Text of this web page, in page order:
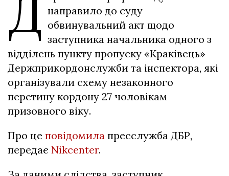
Д направило до суду
обвинувальний акт щодо
заступника начальника одного з
відділень пункту пропуску «Краківець»
Держприкордонслужби та інспектора, які
організували схему незаконного
перетину кордону 27 чоловікам
призовного віку.
Про це повідомила пресслужба ДБР,
передає Nikcenter.